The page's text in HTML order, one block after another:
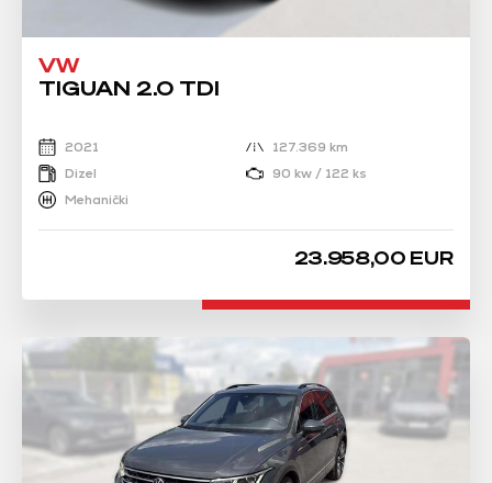
VW
TIGUAN 2.0 TDI
2021
127.369 km
Dizel
90 kw / 122 ks
Mehanički
23.958,00 EUR